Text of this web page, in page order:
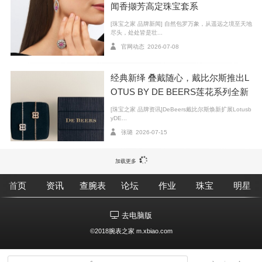
闻香撷芳高定珠宝套系
[珠宝之家 品牌新闻] 自然包罗万象，从遥远之境至天地
尽头，处处皆是壮...
官网动态 2026-07-08
经典新绎 叠戴随心，戴比尔斯推出L
OTUS BY DE BEERS莲花系列全新
臻作
[珠宝之家 品牌资讯]DeBeers戴比尔斯焕新扩展Lotusb
yDE...
张璐 2026-07-15
加载更多
首页 资讯 查腕表 论坛 作业 珠宝 明星
去电脑版
©2018腕表之家 m.xbiao.com